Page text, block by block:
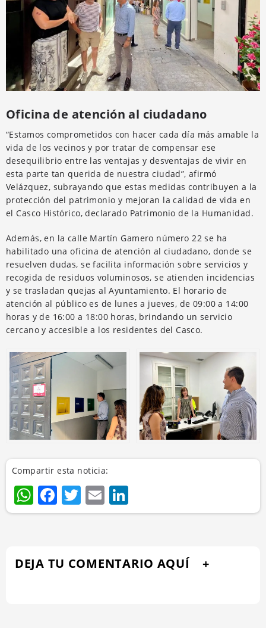
Oficina de atención al ciudadano
“Estamos comprometidos con hacer cada día más amable la
vida de los vecinos y por tratar de compensar ese
desequilibrio entre las ventajas y desventajas de vivir en
esta parte tan querida de nuestra ciudad”, afirmó
Velázquez, subrayando que estas medidas contribuyen a la
protección del patrimonio y mejoran la calidad de vida en
el Casco Histórico, declarado Patrimonio de la Humanidad.
Además, en la calle Martín Gamero número 22 se ha
habilitado una oficina de atención al ciudadano, donde se
resuelven dudas, se facilita información sobre servicios y
recogida de residuos voluminosos, se atienden incidencias
y se trasladan quejas al Ayuntamiento. El horario de
atención al público es de lunes a jueves, de 09:00 a 14:00
horas y de 16:00 a 18:00 horas, brindando un servicio
cercano y accesible a los residentes del Casco.
Compartir esta noticia:
WhatsApp
Facebook
Twitter
Email
DEJA TU COMENTARIO AQUÍ